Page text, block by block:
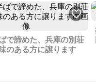
で諦めた、兵庫の別荘
のある方に譲ります